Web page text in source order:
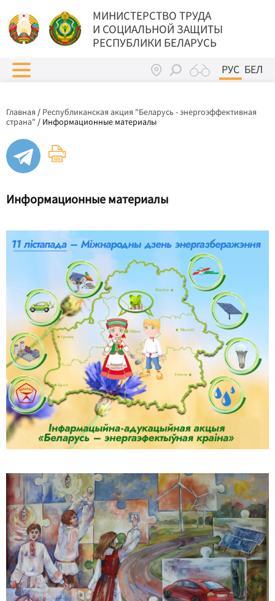
МИНИСТЕРСТВО ТРУДА
И СОЦИАЛЬНОЙ ЗАЩИТЫ
РЕСПУБЛИКИ БЕЛАРУСЬ
РУС БЕЛ
Главная / Республиканская акция "Беларусь - энергоэффективная
страна" / Информационные материалы
Информационные материалы